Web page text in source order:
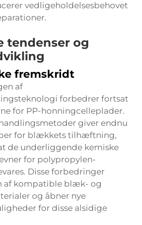
vedligeholdelsesbehovet
tendenser og
fremskridt
af
forbedrer fortsat
for PP-honningcelleplader.
giver endnu
for blækkets tilhæftning,
de underliggende kemiske
for polypropylen-
Disse forbedringer
af kompatible blæk- og
og åbner nye
for disse alsidige